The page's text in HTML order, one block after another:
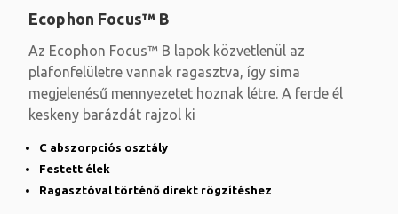
Ecophon Focus™ B
Az Ecophon Focus™ B lapok közvetlenül az
plafonfelületre vannak ragasztva, így sima
megjelenésű mennyezetet hoznak létre. A ferde él
keskeny barázdát rajzol ki
C abszorpciós osztály
Festett élek
Ragasztóval történő direkt rögzítéshez